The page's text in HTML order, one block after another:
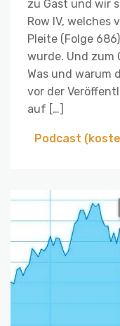
zu Gast und wir
Row IV, welches
Pleite (Folge
wurde. Und zum
Was und warum
vor der
auf […]
Podcast